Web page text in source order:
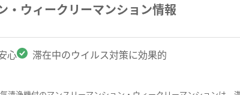
・ウィークリーマンション情報
心 滞在中のウイルス対策に効果的